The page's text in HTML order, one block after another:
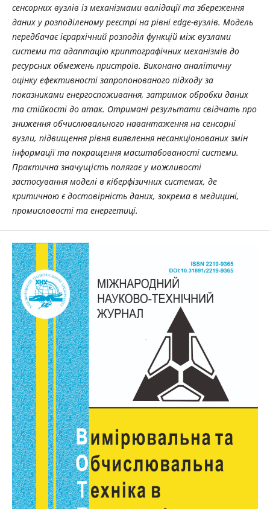
сенсорних вузлів із механізмами валідації та збереження
даних у розподіленому реєстрі на рівні edge-вузлів. Модель
передбачає ієрархічний розподіл функцій між вузлами
системи та адаптацію криптографічних механізмів до
ресурсних обмежень пристроїв. Виконано аналітичну
оцінку ефективності запропонованого підходу за
показниками енергоспоживання, затримок обробки даних
та стійкості до атак. Отримані результати свідчать про
зниження обчислювального навантаження на сенсорні
вузли, підвищення рівня виявлення несанкціонованих змін
інформації та покращення масштабованості системи.
Практична значущість полягає у можливості
застосування моделі в кіберфізичних системах, де
критичною є достовірність даних, зокрема в медицині,
промисловості та енергетиці.